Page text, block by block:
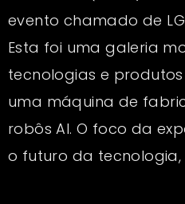
evento chamado de
Esta foi uma galeria
tecnologias e
uma máquina de
robôs AI. O foco da
o futuro da tecnologia,